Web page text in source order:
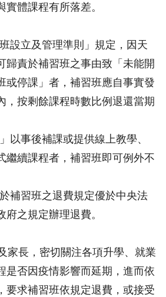
體課程有所落差。
設立及管理準則」規定，因天
歸責於補習班之事由致「未能開
或停課」者，補習班應自事實發
，按剩餘課程時數比例退還當期
以事後補課或提供線上教學、
繼續課程者，補習班即可例外不
補習班之退費規定優於中央法
之規定辦理退費。
長，密切關注各項升學、就業
是否因疫情影響而延期，進而依
要求補習班依規定退費，或接受